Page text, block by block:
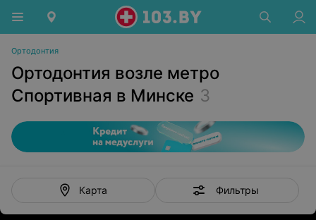
Ортодонтия
Ортодонтия возле метро
Спортивная в Минске 3
Карта Фильтры